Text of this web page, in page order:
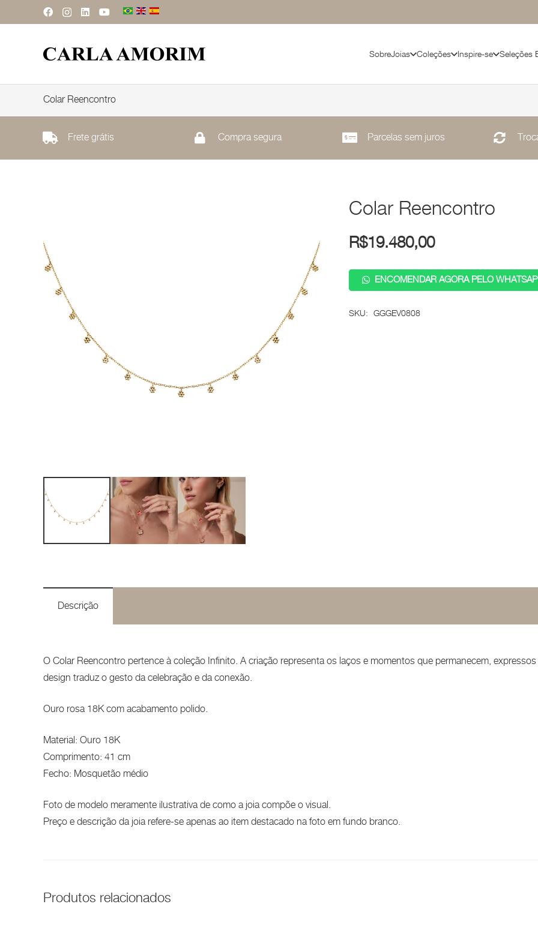
SobreJoias Coleções Inspire-se Seleções
Colar Reencontro
Frete grátis Compra segura Parcelas sem juros
Colar Reencontro
R$19.480,00
ENCOMENDAR AGORA PELO
SKU: GGGEV0808
Descrição
O Colar Reencontro pertence à coleção Infinito. A criação representa os laços e momentos que permanecem,
design traduz o gesto da celebração e da conexão.
Ouro rosa 18K com acabamento polido.
Material: Ouro 18K
Comprimento: 41 cm
Fecho: Mosquetão médio
Foto de modelo meramente ilustrativa de como a joia compõe o visual.
Preço e descrição da joia refere-se apenas ao item destacado na foto em fundo branco.
Produtos relacionados